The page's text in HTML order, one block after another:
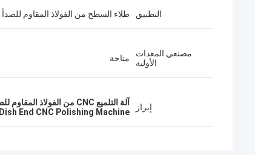
التطبيق طلاء السطح من الفولاذ المقاوم للصدأ
مصنعي المعدات
الأولية
متاحة
إبراز آلة التلميع CNC من الفولاذ المقاوم للصدأ,آلة التلميع CNC في نهاية الصحون,آلة لمصق سطح المعدن 60 هرتز
Dish End CNC Polishing Machine